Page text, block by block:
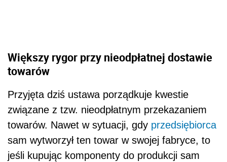
Większy rygor przy nieodpłatnej dostawie
towarów
Przyjęta dziś ustawa porządkuje kwestie
związane z tzw. nieodpłatnym przekazaniem
towarów. Nawet w sytuacji, gdy przedsiębiorca
sam wytworzył ten towar w swojej fabryce, to
jeśli kupując komponenty do produkcji sam